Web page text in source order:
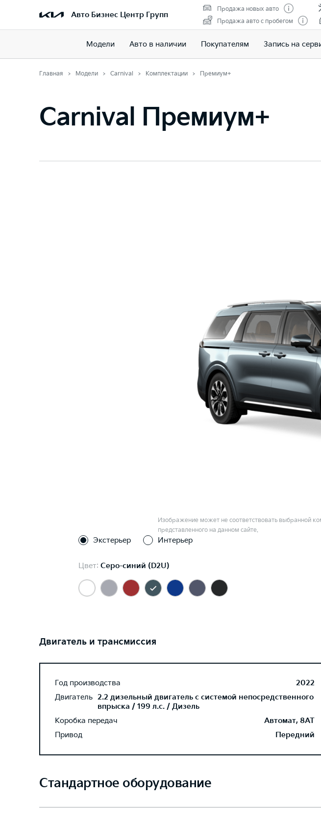
Авто Бизнес Центр Групп
Продажа новых авто
Продажа авто с пробегом
Модели Авто в наличии Покупателям Запись на
Главная Модели Carnival Комплектации Премиум+
Carnival Премиум+
Изображение может не соответствовать выбранной
представленного на данном сайте.
Экстерьер Интерьер
Цвет: Серо-синий (D2U)
Двигатель и трансмиссия
Год производства
2022
Двигатель 2.2 дизельный двигатель с системой непосредственного
впрыска / 199 л.с. / Дизель
Коробка передач
Автомат, 8AT
Привод
Передний
Стандартное оборудование